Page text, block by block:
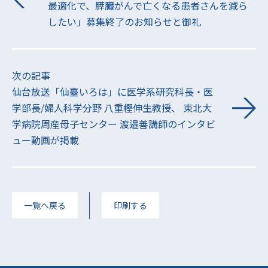
最適化で、膵臓がんで亡くなる患者さんを減ら
したい」募集終了のお知らせと御礼
次の記事
仙台放送「仙臺いろは」に医学系研究科長・医
学部長/婦人科学分野 八重樫伸生教授、 東北大
学病院周産母子センター 渡邉善講師のインタビ
ュー動画が掲載
一覧へ戻る 印刷する